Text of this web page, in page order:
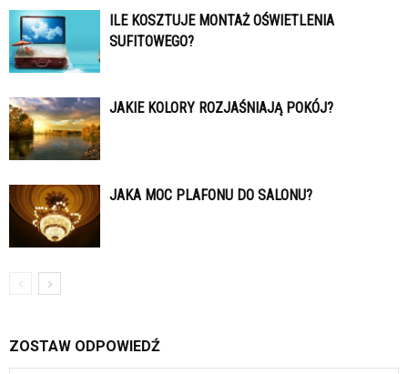
ILE KOSZTUJE MONTAŻ OŚWIETLENIA
SUFITOWEGO?
JAKIE KOLORY ROZJAŚNIAJĄ POKÓJ?
JAKA MOC PLAFONU DO SALONU?
ZOSTAW ODPOWIEDŹ